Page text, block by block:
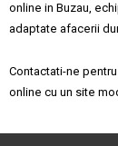
online in Buzau,
adaptate afacerii
Contactati-ne
online cu un site